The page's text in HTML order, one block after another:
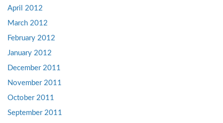
April 2012
March 2012
February 2012
January 2012
December 2011
November 2011
October 2011
September 2011